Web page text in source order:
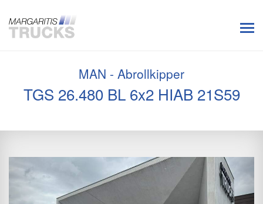
MAN - Abrollkipper
TGS 26.480 BL 6x2 HIAB 21S59